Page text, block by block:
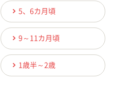
5、6カ月頃
9～11カ月頃
1歳半～2歳